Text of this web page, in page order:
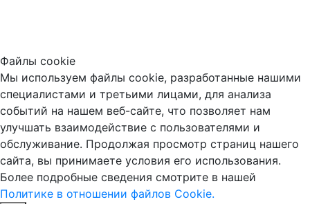
Файлы cookie
Мы используем файлы cookie, разработанные нашими
специалистами и третьими лицами, для анализа
событий на нашем веб-сайте, что позволяет нам
улучшать взаимодействие с пользователями и
обслуживание. Продолжая просмотр страниц нашего
сайта, вы принимаете условия его использования.
Более подробные сведения смотрите в нашей
Политике в отношении файлов Cookie.